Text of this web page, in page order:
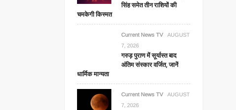
सिंह समेत तीन राशियों की
चमकेगी किस्मत
Current News TV
AUGUST
7, 2026
गरुड़ पुराण में सूर्यास्त बाद
अंतिम संस्कार वर्जित, जानें
धार्मिक मान्यता
Current News TV
AUGUST
7, 2026